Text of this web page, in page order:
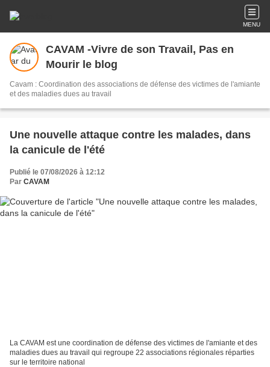
MENU
CAVAM -Vivre de son Travail, Pas en
Mourir le blog
Cavam : Coordination des associations de défense des victimes de l'amiante
et des maladies dues au travail
Une nouvelle attaque contre les malades, dans
la canicule de l'été
Publié le 07/08/2026 à 12:12
Par CAVAM
La CAVAM est une coordination de défense des victimes de l'amiante et des
maladies dues au travail qui regroupe 22 associations régionales réparties
sur le territoire national